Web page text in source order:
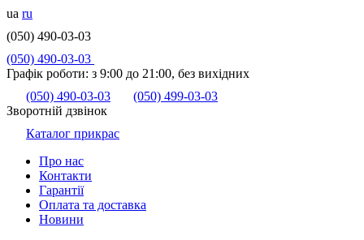
ua ru
(050) 490-03-03
(050) 490-03-03
Графік роботи: з 9:00 до 21:00, без вихідних
(050) 490-03-03
(050) 499-03-03
Зворотній дзвінок
Каталог прикрас
Про нас
Контакти
Гарантії
Оплата та доставка
Новини